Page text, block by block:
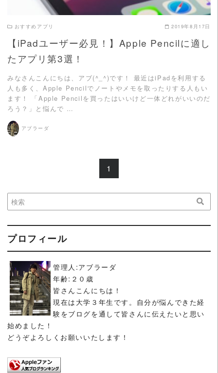
おすすめアプリ 2019年8月17日
【iPadユーザー必見！】Apple Pencilに適し
たアプリ第3選！
みなさんこんにちは、アブ(^_^)です！ 最近はiPadを利用する
人も多く、Apple Pencilでノートやメモを取ったりする人もい
ます！ 「Apple Pencilを買ったはいいけど一体どれがいいのだ
ろう？」と悩んで …
アブラーダ
1
プロフィール
管理人:アブラーダ
年齢:２０歳
皆さんこんにちは！
現在は大学３年生です。自分が悩んできた経
験をブログを通して皆さんに伝えたいと思い
始めました！
どうぞよろしくお願いいたします！